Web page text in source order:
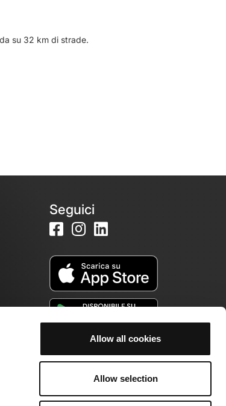
Allow all cookies
Allow selection
Seguici